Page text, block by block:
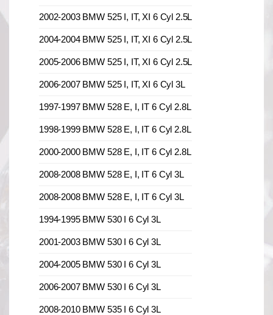
2002-2003 BMW 525 I, IT, XI 6 Cyl 2.5L
2004-2004 BMW 525 I, IT, XI 6 Cyl 2.5L
2005-2006 BMW 525 I, IT, XI 6 Cyl 2.5L
2006-2007 BMW 525 I, IT, XI 6 Cyl 3L
1997-1997 BMW 528 E, I, IT 6 Cyl 2.8L
1998-1999 BMW 528 E, I, IT 6 Cyl 2.8L
2000-2000 BMW 528 E, I, IT 6 Cyl 2.8L
2008-2008 BMW 528 E, I, IT 6 Cyl 3L
2008-2008 BMW 528 E, I, IT 6 Cyl 3L
1994-1995 BMW 530 I 6 Cyl 3L
2001-2003 BMW 530 I 6 Cyl 3L
2004-2005 BMW 530 I 6 Cyl 3L
2006-2007 BMW 530 I 6 Cyl 3L
2008-2010 BMW 535 I 6 Cyl 3L